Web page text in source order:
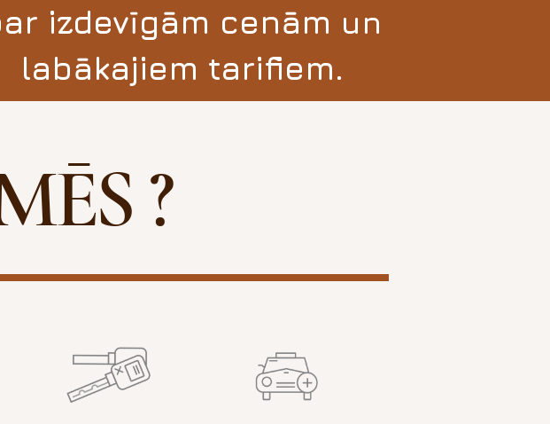
izdevīgām cenām un
labākajiem tarifiem.
?